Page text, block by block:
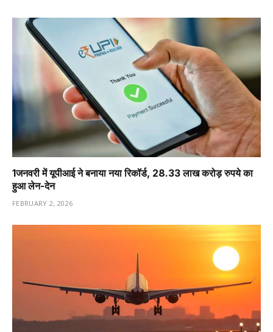
1️जनवरी में यूपीआई ने बनाया नया रिकॉर्ड, 28.33 लाख करोड़ रुपये का
हुआ लेन-देन
FEBRUARY 2, 2026